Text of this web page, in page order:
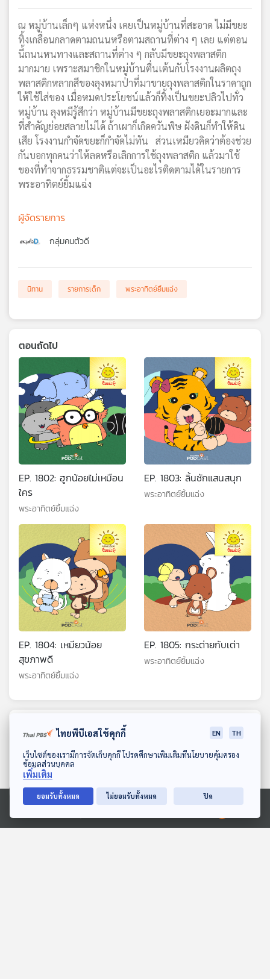
แผนที่
วิทยุ
เครือ
ข่าย
ดาวน์โหลด Thai PBS Podcast Application
Ⓒ 2020 องค์การกระจายเสียงและแพร่ภาพสาธารณะแห่งประเทศไทย
ณ หมู่บ้านเล็กๆ แห่งหนึ่ง เคยเป็นหมู่บ้านที่สะอาด ไม่มีขยะ
ทิ้งเกลื่อนกลาดตามถนนหรือตามสถานที่ต่าง ๆ เลย แต่ตอน
นี้ถนนหนทางและสถานที่ต่าง ๆ กลับมีขยะถุงพลาสติก
มากมาย เพราะสมาชิกในหมู่บ้านตื่นเต้นกับโรงงานผลิตถุง
พลาสติกหลากสีของลุงหมาป่าที่มาขายถุงพลาสติกในราคาถูก
ให้ใช้ใส่ของ เมื่อหมดประโยชน์แล้วก็ทิ้งเป็นขยะปลิวไปทั่ว
หมู่บ้าน ลุงหมีรู้สึกว่า หมู่บ้านมีขยะถุงพลาสติกเยอะมากและ
ที่สำคัญย่อยสลายไม่ได้ ถ้าเผาก็เกิดควันพิษ ฝังดินก็ทำให้ดิน
เสีย โรงงานกำจัดขยะก็กำจัดไม่ทัน ส่วนเหมียวคิดว่าต้องช่วย
กันบอกทุกคนว่าให้ลดหรือเลิกการใช้ถุงพลาสติก แล้วมาใช้
ของที่ทำจากธรรมชาติแต่จะเป็นอะไรติดตามได้ในรายการ
พระอาทิตย์ยิ้มแฉ่ง
ผู้จัดรายการ
กลุ่มคนตัวดี
นิทาน รายการเด็ก พระอาทิตย์ยิ้มแฉ่ง
ตอนถัดไป
EP. 1802: ฮูกน้อยไม่เหมือน
ใคร
พระอาทิตย์ยิ้มแฉ่ง
EP. 1803: ลิ้นชักแสนสนุก
พระอาทิตย์ยิ้มแฉ่ง
EP. 1804: เหมียวน้อย
สุขภาพดี
พระอาทิตย์ยิ้มแฉ่ง
EP. 1805: กระต่ายกับเต่า
พระอาทิตย์ยิ้มแฉ่ง
ตอนที่เกี่ยวข้องไทยพีบีเอสใช้คุกกี้ EN TH
เว็บไซต์ของเรามีการจัดเก็บคุกกี้ โปรดศึกษาเพิ่มเติมที่นโยบายคุ้มครอง
ข้อมูลส่วนบุคคล
เพิ่มเติม
ยอมรับทั้งหมด ไม่ยอมรับทั้งหมด ปิด